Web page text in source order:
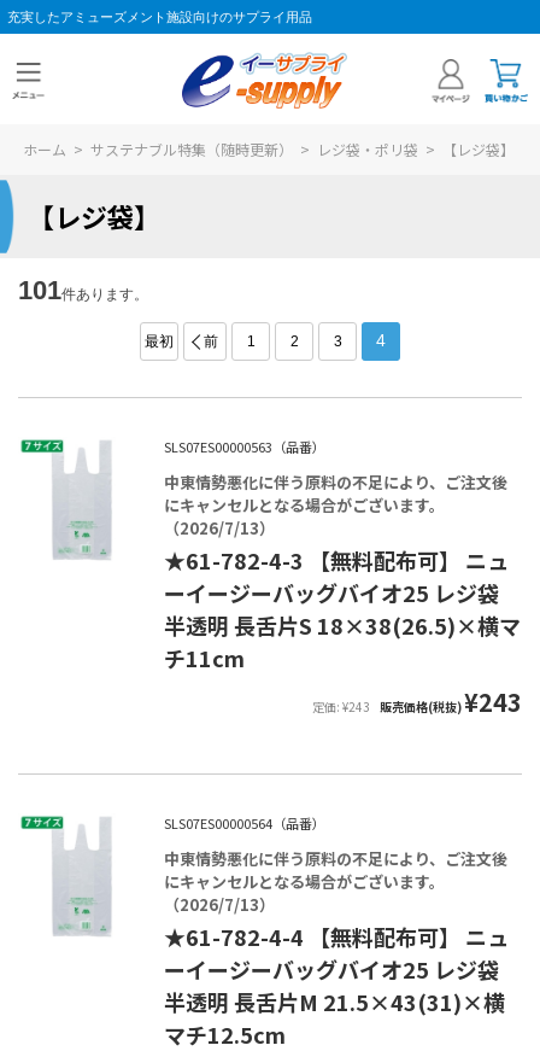
充実したアミューズメント施設向けのサプライ用品
ホーム > サステナブル特集（随時更新） > レジ袋・ポリ袋 > 【レジ袋】
【レジ袋】
101件あります。
最初 前 1 2 3 4
SLS07ES00000563（品番）
中東情勢悪化に伴う原料の不足により、ご注文後
にキャンセルとなる場合がございます。
（2026/7/13）
★61-782-4-3 【無料配布可】 ニュ
ーイージーバッグバイオ25 レジ袋
半透明 長舌片S 18×38(26.5)×横マ
チ11cm
定価: ¥243 販売価格(税抜)¥243
SLS07ES00000564（品番）
中東情勢悪化に伴う原料の不足により、ご注文後
にキャンセルとなる場合がございます。
（2026/7/13）
★61-782-4-4 【無料配布可】 ニュ
ーイージーバッグバイオ25 レジ袋
半透明 長舌片M 21.5×43(31)×横
マチ12.5cm